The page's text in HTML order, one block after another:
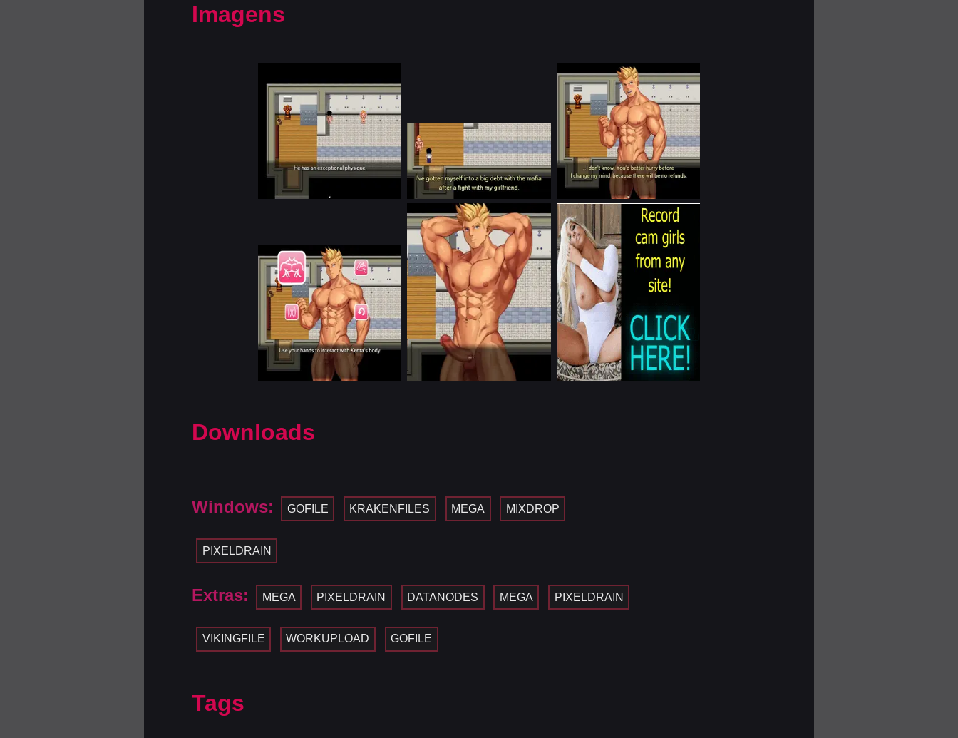
Imagens
Downloads
Windows: GOFILE KRAKENFILES MEGA MIXDROP
PIXELDRAIN
Extras: MEGA PIXELDRAIN DATANODES MEGA PIXELDRAIN
VIKINGFILE WORKUPLOAD GOFILE
Tags